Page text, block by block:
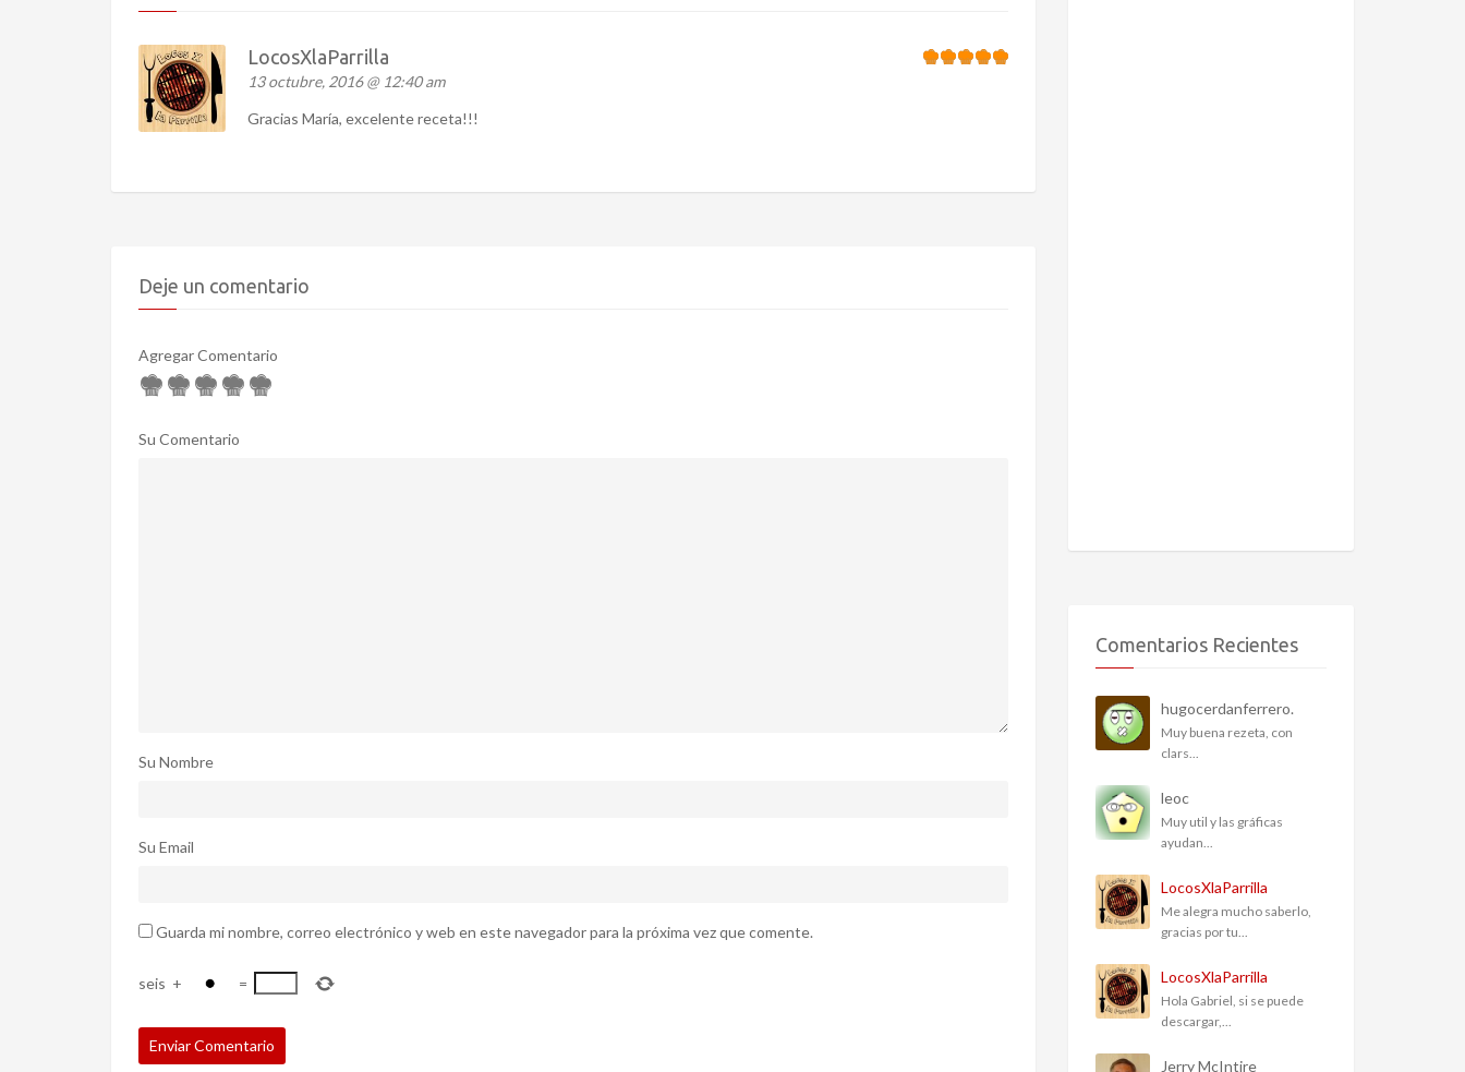
LocosXlaParrilla
13 octubre, 2016 @ 12:40 am
Gracias María, excelente receta!!!
Deje un comentario
Agregar Comentario
Su Comentario
Su Nombre
Su Email
Guarda mi nombre, correo electrónico y web en este navegador para la próxima vez que comente.
seis + =
Comentarios Recientes
hugocerdanferrero.
Muy buena rezeta, con
clars...
leoc
Muy util y las gráficas
ayudan...
LocosXlaParrilla
Me alegra mucho saberlo,
gracias por tu...
LocosXlaParrilla
Hola Gabriel, si se puede
descargar,...
Jerry McIntire